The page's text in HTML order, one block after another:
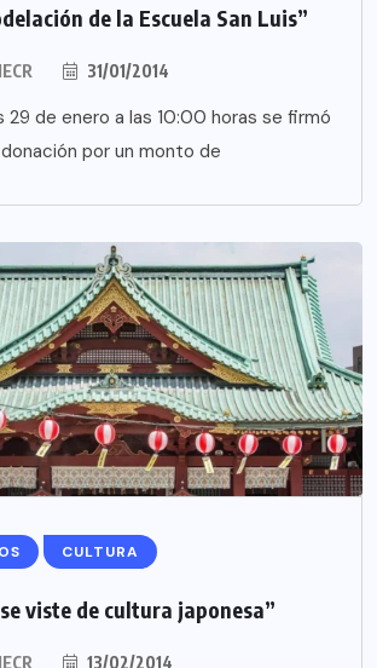
de la Escuela San Luis”
31/01/2014
29 de enero a las 10:00 horas se firmó
por un monto de
CULTURA
viste de cultura japonesa”
13/02/2014